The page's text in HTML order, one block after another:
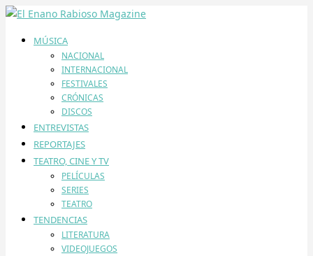
MÚSICA
NACIONAL
INTERNACIONAL
FESTIVALES
CRÓNICAS
DISCOS
ENTREVISTAS
REPORTAJES
TEATRO, CINE Y TV
PELÍCULAS
SERIES
TEATRO
TENDENCIAS
LITERATURA
VIDEOJUEGOS